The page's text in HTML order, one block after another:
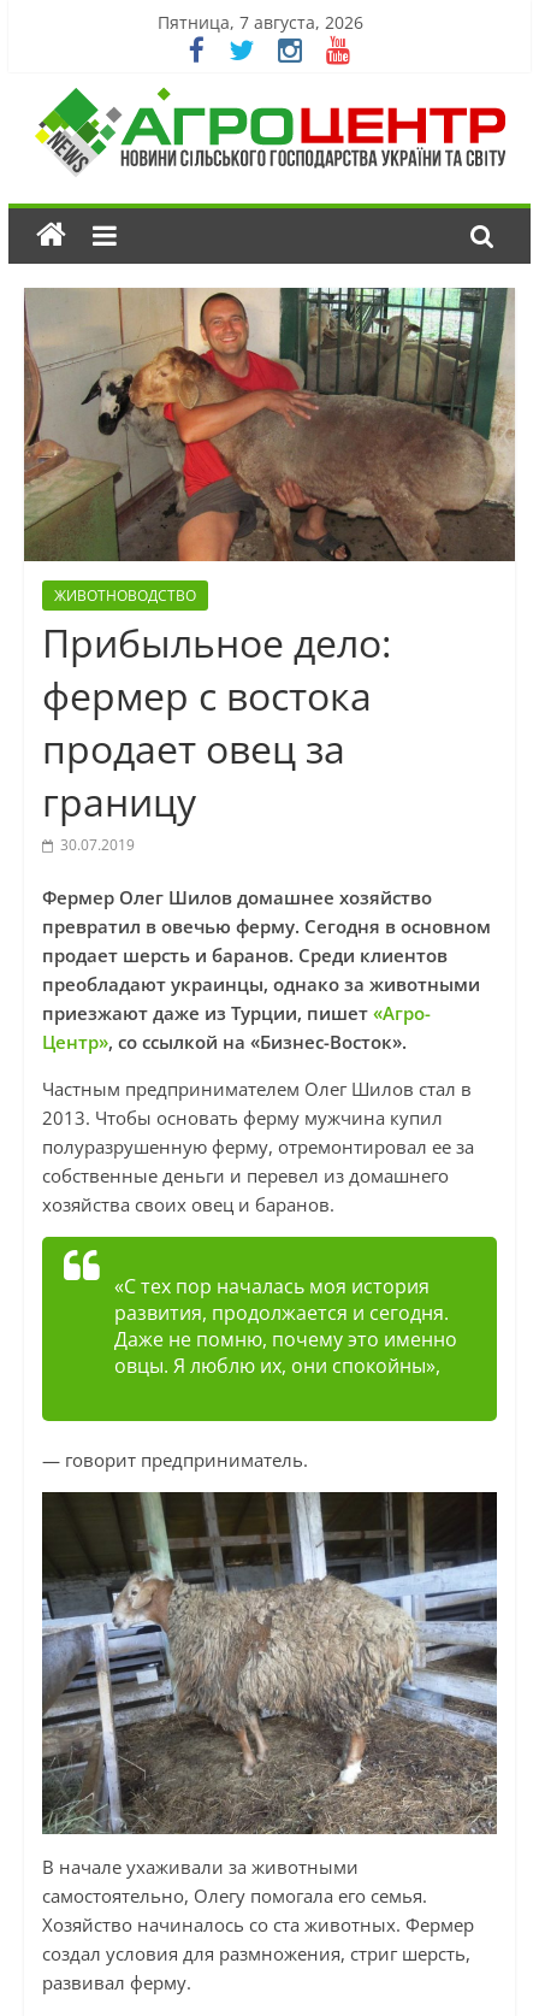
Пятница, 7 августа, 2026
ЖИВОТНОВОДСТВО
Прибыльное дело:
фермер с востока
продает овец за
границу
30.07.2019
Фермер Олег Шилов домашнее хозяйство
превратил в овечью ферму. Сегодня в основном
продает шерсть и баранов. Среди клиентов
преобладают украинцы, однако за животными
приезжают даже из Турции, пишет «Агро-
Центр», со ссылкой на «Бизнес-Восток».
Частным предпринимателем Олег Шилов стал в
2013. Чтобы основать ферму мужчина купил
полуразрушенную ферму, отремонтировал ее за
собственные деньги и перевел из домашнего
хозяйства своих овец и баранов.
«С тех пор началась моя история
развития, продолжается и сегодня.
Даже не помню, почему это именно
овцы. Я люблю их, они спокойны»,
— говорит предприниматель.
В начале ухаживали за животными
самостоятельно, Олегу помогала его семья.
Хозяйство начиналось со ста животных. Фермер
создал условия для размножения, стриг шерсть,
развивал ферму.